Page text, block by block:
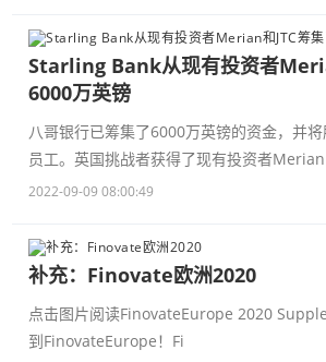
Starling Bank从现有投资者
6000万英镑
八哥银行已筹集了6000万英镑的资金，并
员工。英国挑战者获得了现有投资者
2022-09-09 08:00:49
补充：Finovate欧洲2020
点击图片阅读FinovateEurope 2020
到FinovateEurope！Fi